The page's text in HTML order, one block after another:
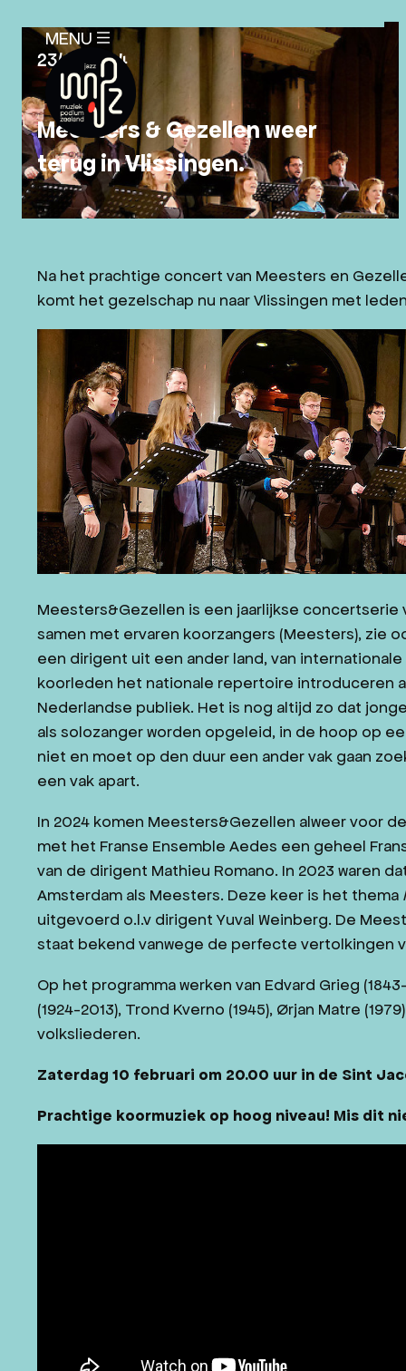
SLUITEN
X
AGENDA
NIEUWS
EDUCATIE
OVER ONS
ANBI-STATUS
MISSIE EN VISIE MPZ
JAZZ IN ZEELAND
CONTACT
WORD VRIEND
MENU
23/01/2024
Meesters & Gezellen weer
terug in Vlissingen.
Na het prachtige concert van Meesters en
komt het gezelschap nu naar Vlissingen met
Meesters&Gezellen is een jaarlijkse
samen met ervaren koorzangers (Meesters), zie
een dirigent uit een ander land, van
koorleden het nationale repertoire introduceren
Nederlandse publiek. Het is nog altijd zo dat
als solozanger worden opgeleid, in de hoop op
niet en moet op den duur een ander vak gaan
een vak apart.
In 2024 komen Meesters&Gezellen alweer voor
met het Franse Ensemble Aedes een geheel
van de dirigent Mathieu Romano. In 2023 waren
Amsterdam als Meesters. Deze keer is het thema
uitgevoerd o.l.v dirigent Yuval Weinberg. De
staat bekend vanwege de perfecte vertolkingen
Op het programma werken van Edvard Grieg
(1924-2013), Trond Kverno (1945), Ørjan Matre
volksliederen.
Zaterdag 10 februari om 20.00 uur in de Sint
Prachtige koormuziek op hoog niveau! Mis dit